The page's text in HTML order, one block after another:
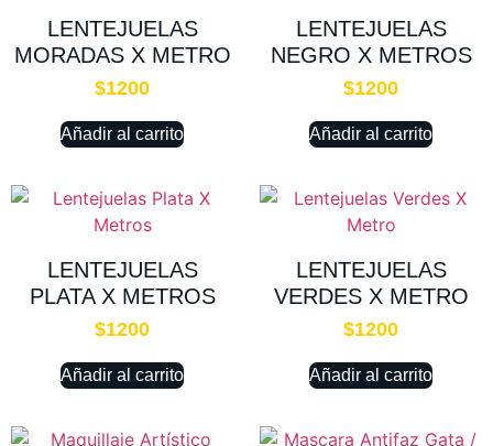
LENTEJUELAS
MORADAS X METRO
$1200
Añadir al carrito
LENTEJUELAS
NEGRO X METROS
$1200
Añadir al carrito
LENTEJUELAS
PLATA X METROS
$1200
Añadir al carrito
LENTEJUELAS
VERDES X METRO
$1200
Añadir al carrito